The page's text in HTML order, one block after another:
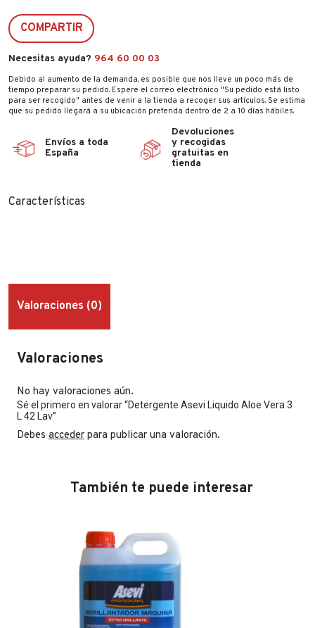
COMPARTIR
Necesitas ayuda? 964 60 00 03
Debido al aumento de la demanda, es posible que nos lleve un poco más de
tiempo preparar su pedido. Espere el correo electrónico "Su pedido está listo
para ser recogido" antes de venir a la tienda a recoger sus artículos. Se estima
que su pedido llegará a su ubicación preferida dentro de 2 a 10 días hábiles.
Envíos a toda
España
Devoluciones
y recogidas
gratuitas en
tienda
Características
Valoraciones (0)
Valoraciones
No hay valoraciones aún.
Sé el primero en valorar “Detergente Asevi Liquido Aloe Vera 3
L 42 Lav”
Debes acceder para publicar una valoración.
También te puede interesar